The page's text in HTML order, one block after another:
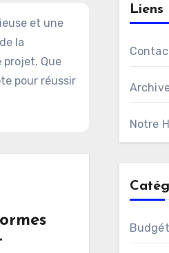
et une
la
projet. Que
pour réussir
Liens
Notre